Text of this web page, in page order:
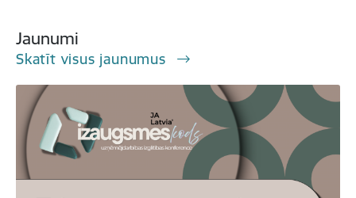
Jaunumi
Skatīt visus jaunumus